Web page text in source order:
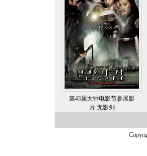
第43届大钟电影节参展影
片 无影剑